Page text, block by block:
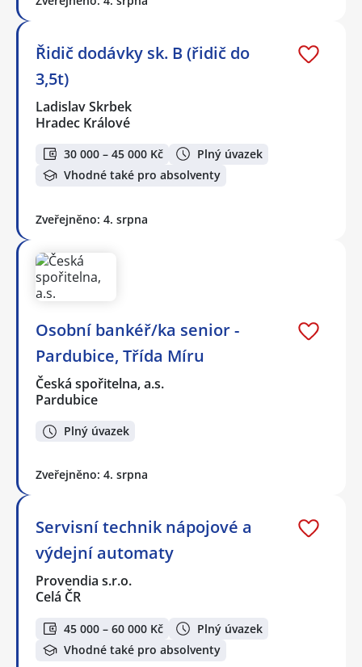
Řidič dodávky sk. B (řidič do
3,5t)
Ladislav Skrbek
Hradec Králové
30 000 – 45 000 Kč
Plný úvazek
Vhodné také pro absolventy
Zveřejněno: 4. srpna
Osobní bankéř/ka senior -
Pardubice, Třída Míru
Česká spořitelna, a.s.
Pardubice
Plný úvazek
Zveřejněno: 4. srpna
Servisní technik nápojové a
výdejní automaty
Provendia s.r.o.
Celá ČR
45 000 – 60 000 Kč
Plný úvazek
Vhodné také pro absolventy